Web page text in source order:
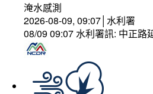
淹水感測
2026-08-09, 09:07│水利署
08/09 09:07 水利署訊: 中正